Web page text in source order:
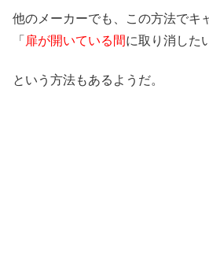
他のメーカーでも、この方法でキ
「 扉が開いている間に取り消した
という方法もあるようだ。